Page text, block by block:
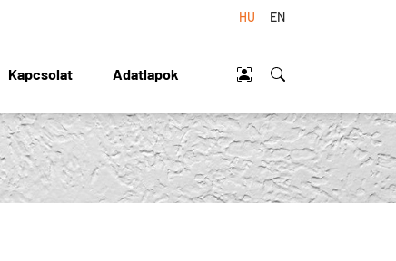
HU EN
Kapcsolat Adatlapok